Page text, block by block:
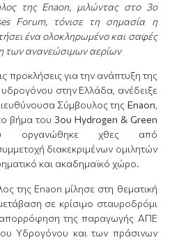
της Enaon, μιλώντας στο 3ο
Forum, τόνισε τη σημασία η
ένα ολοκληρωμένο και σαφές
των ανανεώσιμων αερίων
προκλήσεις για την ανάπτυξη της
στην Ελλάδα, ανέδειξε
Σύμβουλος της Enaon,
βήμα του 3ου Hydrogen & Green
χθες από
διακεκριμένων ομιλητών
και ακαδημαϊκό χώρο.
της Enaon μίλησε στη θεματική
σε κρίσιμο σταυροδρόμι
της παραγωγής ΑΠΕ
Υδρογόνου και των πράσινων